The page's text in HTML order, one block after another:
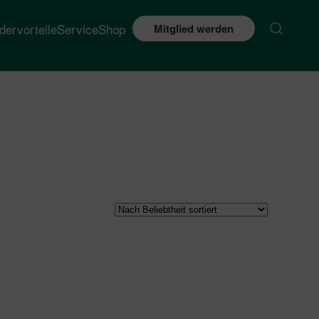
ServiceShop Mitglied werden